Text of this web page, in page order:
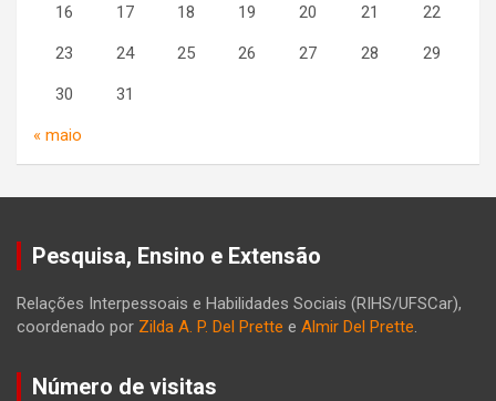
16 17 18 19 20 21 22
23 24 25 26 27 28 29
30 31
« maio
Pesquisa, Ensino e Extensão
Relações Interpessoais e Habilidades Sociais (RIHS/UFSCar),
coordenado por Zilda A. P. Del Prette e Almir Del Prette.
Número de visitas